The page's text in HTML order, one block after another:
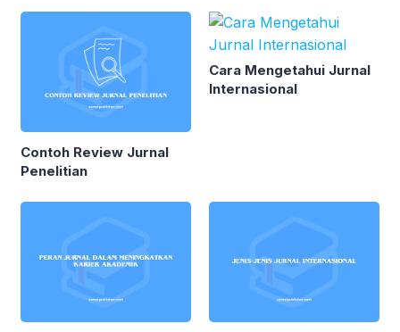
Contoh Review Jurnal
Penelitian
Cara Mengetahui Jurnal
Internasional